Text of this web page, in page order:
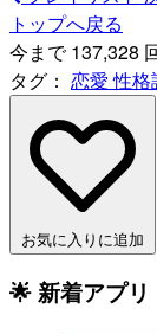
トップへ戻る
今まで 137,328
タグ： 恋愛性格
お気に入りに追加
🌟 新着アプリ